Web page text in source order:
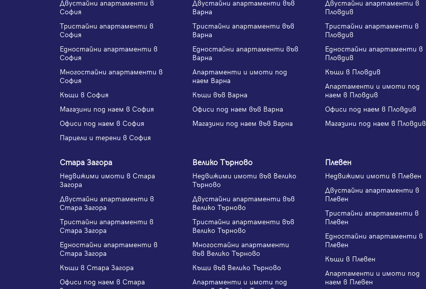
Двустайни апартаменти в
София
Тристайни апартаменти в
София
Едностайни апартаменти в
София
Многостайни апартаменти в
София
Къщи в София
Магазини под наем в София
Офиси под наем в София
Парцели и терени в София
Двустайни апартаменти във
Варна
Тристайни апартаменти във
Варна
Едностайни апартаменти във
Варна
Апартаменти и имоти под
наем Варна
Къщи във Варна
Офиси под наем във Варна
Магазини под наем във Варна
Двустайни апартаменти в
Пловдив
Тристайни апартаменти в
Пловдив
Едностайни апартаменти в
Пловдив
Къщи в Пловдив
Апартаменти и имоти под
наем в Пловдив
Офиси под наем в Пловдив
Магазини под наем в Пловдив
Стара Загора
Недвижими имоти в Стара
Загора
Двустайни апартаменти в
Стара Загора
Тристайни апартаменти в
Стара Загора
Едностайни апартаменти в
Стара Загора
Къщи в Стара Загора
Офиси под наем в Стара
Велико Търново
Недвижими имоти във Велико
Търново
Двустайни апартаменти във
Велико Търново
Тристайни апартаменти във
Велико Търново
Многостайни апартаменти
във Велико Търново
Къщи във Велико Търново
Апартаменти и имоти под
Плевен
Недвижими имоти в Плевен
Двустайни апартаменти в
Плевен
Тристайни апартаменти в
Плевен
Едностайни апартаменти в
Плевен
Къщи в Плевен
Апартаменти и имоти под
наем в Плевен